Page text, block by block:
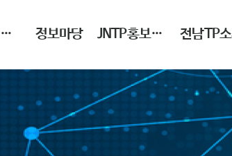
시설·장비 이용안내 정보마당 JNTP홍보마당 전남TP